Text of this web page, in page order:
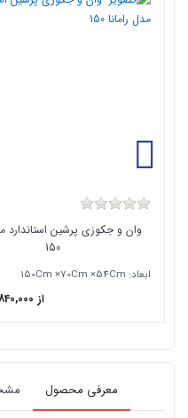
وان و جکوزی پرشین استاندارد
150
ابعاد: 150Cm ×70Cm ×54Cm
از 268,840,000
معرفی محصول